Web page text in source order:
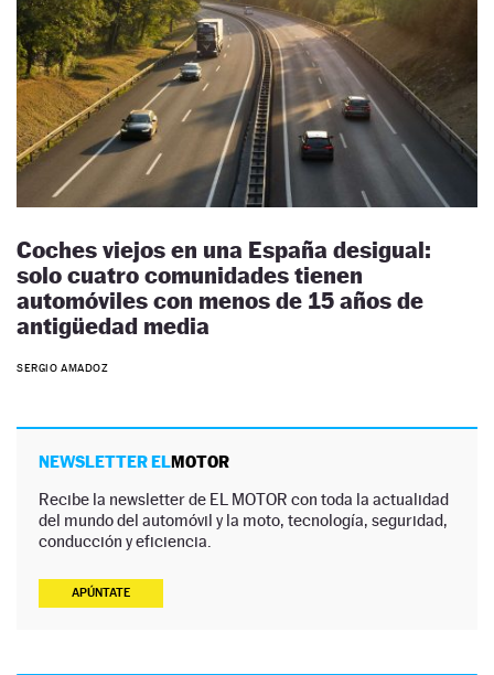
Coches viejos en una España desigual:
solo cuatro comunidades tienen
automóviles con menos de 15 años de
antigüedad media
SERGIO AMADOZ
NEWSLETTER ELMOTOR
Recibe la newsletter de EL MOTOR con toda la actualidad
del mundo del automóvil y la moto, tecnología, seguridad,
conducción y eficiencia.
APÚNTATE